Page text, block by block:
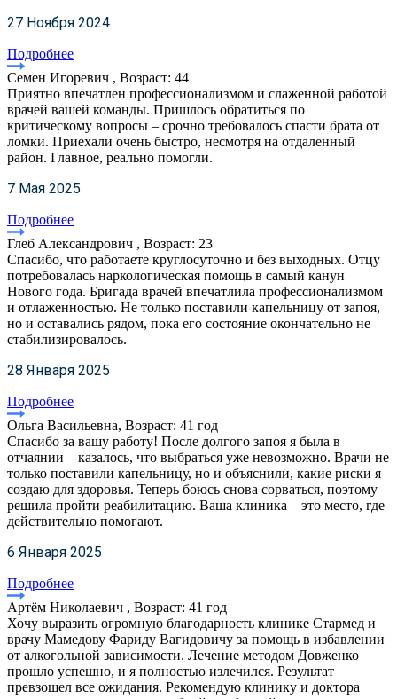
27 Ноября 2024
Подробнее
Семен Игоревич , Возраст: 44
Приятно впечатлен профессионализмом и слаженной работой
врачей вашей команды. Пришлось обратиться по
критическому вопросы – срочно требовалось спасти брата от
ломки. Приехали очень быстро, несмотря на отдаленный
район. Главное, реально помогли.
7 Мая 2025
Подробнее
Глеб Александрович , Возраст: 23
Спасибо, что работаете круглосуточно и без выходных. Отцу
потребовалась наркологическая помощь в самый канун
Нового года. Бригада врачей впечатлила профессионализмом
и отлаженностью. Не только поставили капельницу от запоя,
но и оставались рядом, пока его состояние окончательно не
стабилизировалось.
28 Января 2025
Подробнее
Ольга Васильевна, Возраст: 41 год
Спасибо за вашу работу! После долгого запоя я была в
отчаянии – казалось, что выбраться уже невозможно. Врачи не
только поставили капельницу, но и объяснили, какие риски я
создаю для здоровья. Теперь боюсь снова сорваться, поэтому
решила пройти реабилитацию. Ваша клиника – это место, где
действительно помогают.
6 Января 2025
Подробнее
Артём Николаевич , Возраст: 41 год
Хочу выразить огромную благодарность клинике Стармед и
врачу Мамедову Фариду Вагидовичу за помощь в избавлении
от алкогольной зависимости. Лечение методом Довженко
прошло успешно, и я полностью излечился. Результат
превзошел все ожидания. Рекомендую клинику и доктора